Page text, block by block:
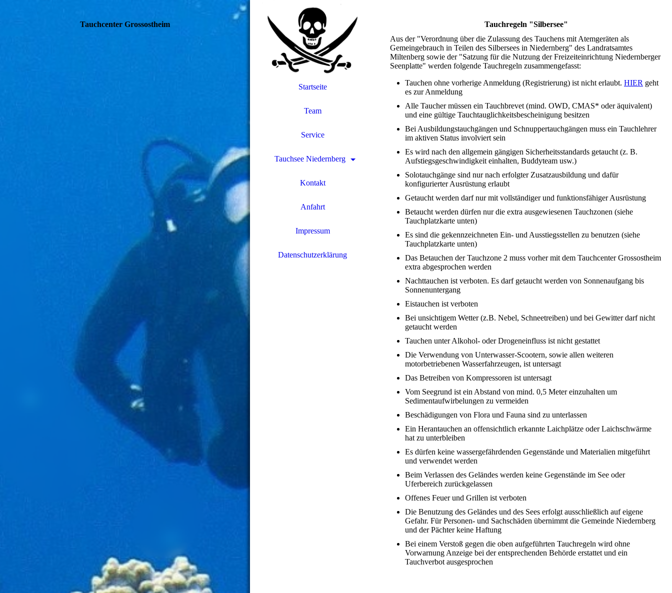
Tauchcenter Grossostheim
Startseite
Team
Service
Tauchsee Niedernberg
Kontakt
Anfahrt
Impressum
Datenschutzerklärung
Tauchregeln "Silbersee"
Aus der "Verordnung über die Zulassung des Tauchens mit Atemgeräten als
Gemeingebrauch in Teilen des Silbersees in Niedernberg" des Landratsamtes
Miltenberg sowie der "Satzung für die Nutzung der Freizeiteinrichtung Niedernberger
Seenplatte" werden folgende Tauchregeln zusammengefasst:
Tauchen ohne vorherige Anmeldung (Registrierung) ist nicht erlaubt. HIER geht
es zur Anmeldung
Alle Taucher müssen ein Tauchbrevet (mind. OWD, CMAS* oder äquivalent)
und eine gültige Tauchtauglichkeitsbescheinigung besitzen
Bei Ausbildungstauchgängen und Schnuppertauchgängen muss ein Tauchlehrer
im aktiven Status involviert sein
Es wird nach den allgemein gängigen Sicherheitsstandards getaucht (z. B.
Aufstiegsgeschwindigkeit einhalten, Buddyteam usw.)
Solotauchgänge sind nur nach erfolgter Zusatzausbildung und dafür
konfigurierter Ausrüstung erlaubt
Getaucht werden darf nur mit vollständiger und funktionsfähiger Ausrüstung
Betaucht werden dürfen nur die extra ausgewiesenen Tauchzonen (siehe
Tauchplatzkarte unten)
Es sind die gekennzeichneten Ein- und Ausstiegsstellen zu benutzen (siehe
Tauchplatzkarte unten)
Das Betauchen der Tauchzone 2 muss vorher mit dem Tauchcenter Grossostheim
extra abgesprochen werden
Nachttauchen ist verboten. Es darf getaucht werden von Sonnenaufgang bis
Sonnenuntergang
Eistauchen ist verboten
Bei unsichtigem Wetter (z.B. Nebel, Schneetreiben) und bei Gewitter darf nicht
getaucht werden
Tauchen unter Alkohol- oder Drogeneinfluss ist nicht gestattet
Die Verwendung von Unterwasser-Scootern, sowie allen weiteren
motorbetriebenen Wasserfahrzeugen, ist untersagt
Das Betreiben von Kompressoren ist untersagt
Vom Seegrund ist ein Abstand von mind. 0,5 Meter einzuhalten um
Sedimentaufwirbelungen zu vermeiden
Beschädigungen von Flora und Fauna sind zu unterlassen
Ein Herantauchen an offensichtlich erkannte Laichplätze oder Laichschwärme
hat zu unterbleiben
Es dürfen keine wassergefährdenden Gegenstände und Materialien mitgeführt
und verwendet werden
Beim Verlassen des Geländes werden keine Gegenstände im See oder
Uferbereich zurückgelassen
Offenes Feuer und Grillen ist verboten
Die Benutzung des Geländes und des Sees erfolgt ausschließlich auf eigene
Gefahr. Für Personen- und Sachschäden übernimmt die Gemeinde Niedernberg
und der Pächter keine Haftung
Bei einem Verstoß gegen die oben aufgeführten Tauchregeln wird ohne
Vorwarnung Anzeige bei der entsprechenden Behörde erstattet und ein
Tauchverbot ausgesprochen